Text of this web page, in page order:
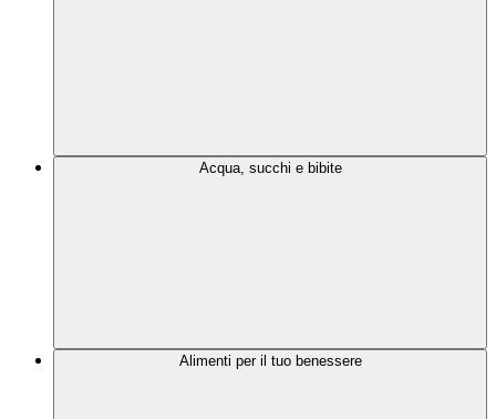
Acqua, succhi e bibite
Alimenti per il tuo benessere